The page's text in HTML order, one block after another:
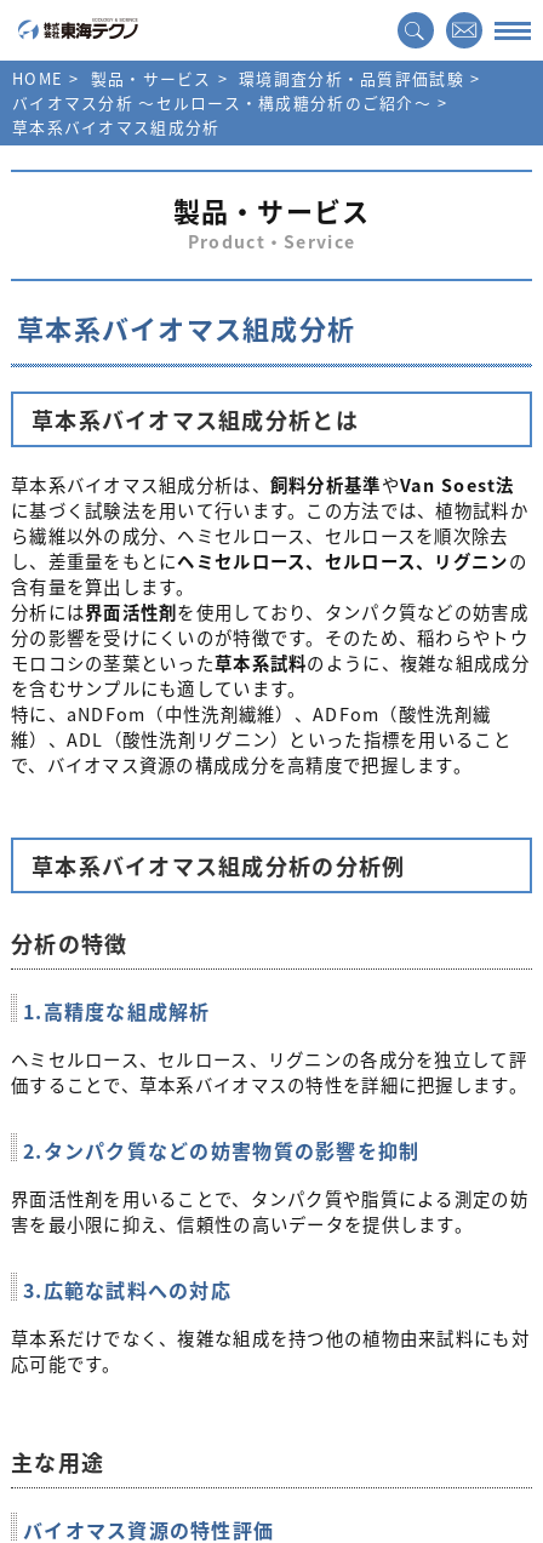
HOME 製品・サービス
環境調査分析・品質評価試験
バイオマス分析 ～セルロース・構成糖分析のご紹介～
草本系バイオマス組成分析
製品・サービス
Product・Service
草本系バイオマス組成分析
草本系バイオマス組成分析とは
草本系バイオマス組成分析は、 飼料分析基準やVan Soest法
に基づく試験法を用いて行います。この方法では、植物試料か
ら繊維以外の成分、ヘミセルロース、セルロースを順次除去
し、差重量をもとにヘミセルロース、セルロース、リグニンの
含有量を算出します。
分析には界面活性剤を使用しており、タンパク質などの妨害成
分の影響を受けにくいのが特徴です。そのため、稲わらやトウ
モロコシの茎葉といった草本系試料のように、複雑な組成成分
を含むサンプルにも適しています。
特に、aNDFom（中性洗剤繊維）、ADFom（酸性洗剤繊
維）、ADL（酸性洗剤リグニン）といった指標を用いること
で、バイオマス資源の構成成分を高精度で把握します。
草本系バイオマス組成分析の分析例
分析の特徴
1.高精度な組成解析
ヘミセルロース、セルロース、リグニンの各成分を独立して評
価することで、草本系バイオマスの特性を詳細に把握します。
2.タンパク質などの妨害物質の影響を抑制
界面活性剤を用いることで、タンパク質や脂質による測定の妨
害を最小限に抑え、信頼性の高いデータを提供します。
3.広範な試料への対応
草本系だけでなく、複雑な組成を持つ他の植物由来試料にも対
応可能です。
主な用途
バイオマス資源の特性評価